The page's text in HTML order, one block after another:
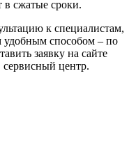
сжатые сроки.
к специалистам,
удобным способом – по
заявку на сайте
сервисный центр.